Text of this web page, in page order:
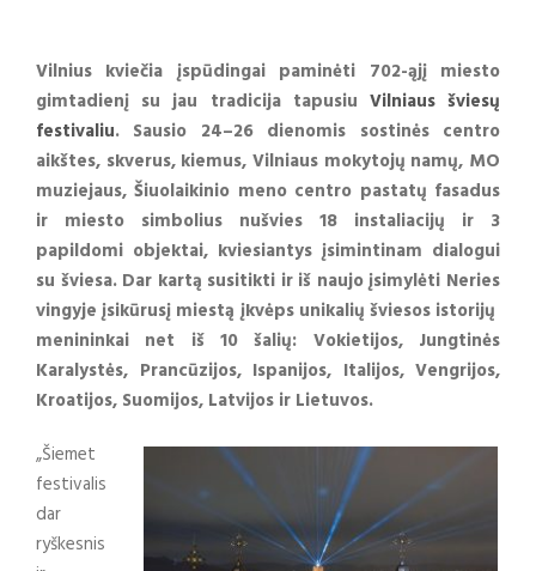
Vilnius kviečia įspūdingai paminėti 702-ąjį miesto
gimtadienį su jau tradicija tapusiu Vilniaus šviesų
festivaliu. Sausio 24–26 dienomis sostinės centro
aikštes, skverus, kiemus, Vilniaus mokytojų namų, MO
muziejaus, Šiuolaikinio meno centro pastatų fasadus
ir miesto simbolius nušvies 18 instaliacijų ir 3
papildomi objektai, kviesiantys įsimintinam dialogui
su šviesa. Dar kartą susitikti ir iš naujo įsimylėti Neries
vingyje įsikūrusį miestą įkvėps unikalių šviesos istorijų
menininkai net iš 10 šalių: Vokietijos, Jungtinės
Karalystės, Prancūzijos, Ispanijos, Italijos, Vengrijos,
Kroatijos, Suomijos, Latvijos ir Lietuvos.
„Šiemet
festivalis
dar
ryškesnis